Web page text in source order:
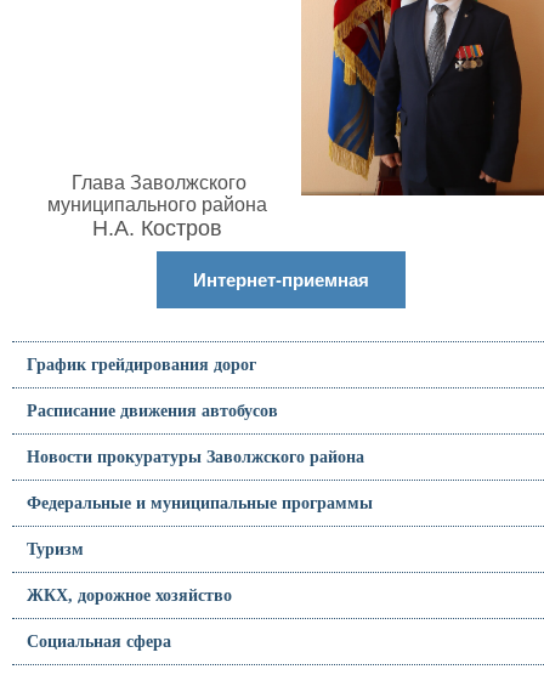
Глава Заволжского
муниципального района
Н.А. Костров
Интернет-приемная
График грейдирования дорог
Расписание движения автобусов
Новости прокуратуры Заволжского района
Федеральные и муниципальные программы
Туризм
ЖКХ, дорожное хозяйство
Социальная сфера